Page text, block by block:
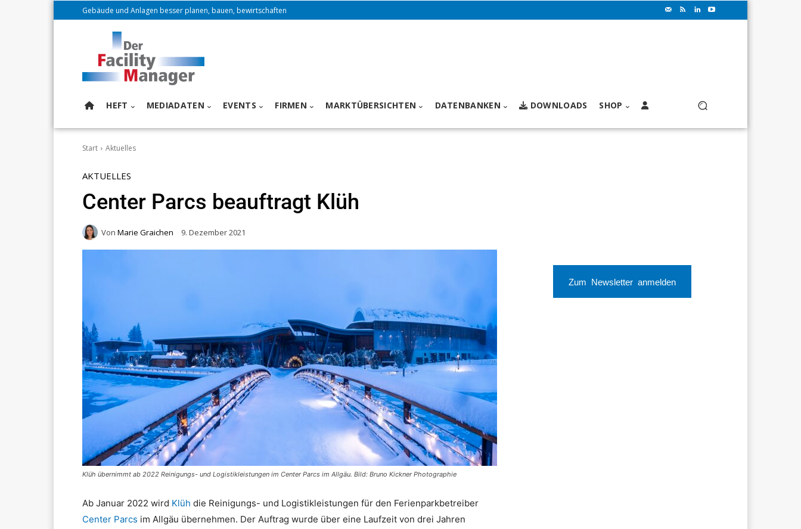
Gebäude und Anlagen besser planen, bauen, bewirtschaften
HEFT MEDIADATEN EVENTS FIRMEN MARKTÜBERSICHTEN DATENBANKEN DOWNLOADS SHOP
Start Aktuelles
AKTUELLES
Center Parcs beauftragt Klüh
Von Marie Graichen 9. Dezember 2021
Klüh übernimmt ab 2022 Reinigungs- und Logistikleistungen im Center Parcs im Allgäu. Bild: Bruno Kickner Photographie
Ab Januar 2022 wird Klüh die Reinigungs- und Logistikleistungen für den Ferienparkbetreiber
Center Parcs im Allgäu übernehmen. Der Auftrag wurde über eine Laufzeit von drei Jahren
Zum Newsletter anmelden